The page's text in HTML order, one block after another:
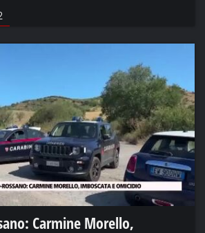
Carmine Morello,